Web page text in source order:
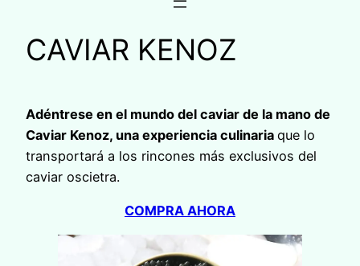
CAVIAR KENOZ
Adéntrese en el mundo del caviar de la mano de
Caviar Kenoz, una experiencia culinaria que lo
transportará a los rincones más exclusivos del
caviar oscietra.
COMPRA AHORA